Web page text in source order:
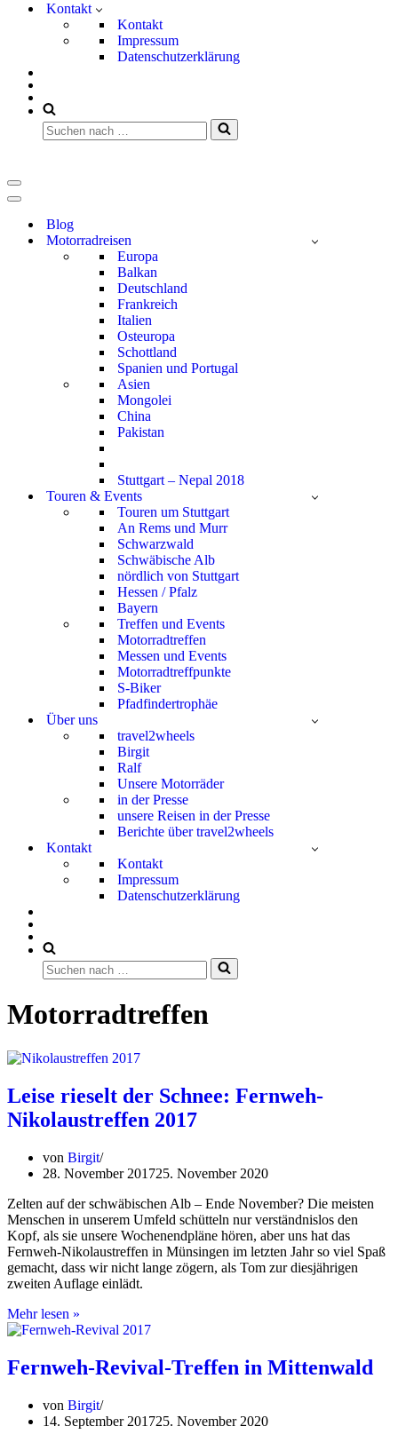
Kontakt
Kontakt
Impressum
Datenschutzerklärung
Suchen
nach …
Navigationsmenü
Navigationsmenü
Blog
Motorradreisen
Europa
Balkan
Deutschland
Frankreich
Italien
Osteuropa
Schottland
Spanien und Portugal
Asien
Mongolei
China
Pakistan
Stuttgart – Nepal 2018
Touren & Events
Touren um Stuttgart
An Rems und Murr
Schwarzwald
Schwäbische Alb
nördlich von Stuttgart
Hessen / Pfalz
Bayern
Treffen und Events
Motorradtreffen
Messen und Events
Motorradtreffpunkte
S-Biker
Pfadfindertrophäe
Über uns
travel2wheels
Birgit
Ralf
Unsere Motorräder
in der Presse
unsere Reisen in der Presse
Berichte über travel2wheels
Kontakt
Kontakt
Impressum
Datenschutzerklärung
Suchen
nach …
Motorradtreffen
Leise rieselt der Schnee: Fernweh-
Nikolaustreffen 2017
von Birgit
28. November 201725. November 2020
Zelten auf der schwäbischen Alb – Ende November? Die meisten
Menschen in unserem Umfeld schütteln nur verständnislos den
Kopf, als sie unsere Wochenendpläne hören, aber uns hat das
Fernweh-Nikolaustreffen in Münsingen im letzten Jahr so viel Spaß
gemacht, dass wir nicht lange zögern, als Tom zur diesjährigen
zweiten Auflage einlädt.
Mehr lesen »
rieselt
Schnee:
Fernweh-
2017
Fernweh-Revival-Treffen in Mittenwald
von Birgit
14. September 201725. November 2020